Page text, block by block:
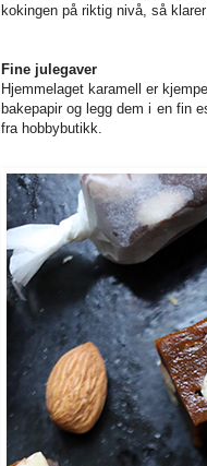
kokingen på riktig nivå, så
Fine julegaver
Hjemmelaget karamell er
bakepapir og legg dem i en fin
fra hobbybutikk.